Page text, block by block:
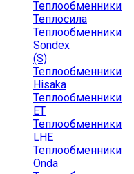
Теплообменники
Теплосила
Теплообменники
Sondex
(S)
Теплообменники
Hisaka
Теплообменники
ЕТ
Теплообменники
LHE
Теплообменники
Onda